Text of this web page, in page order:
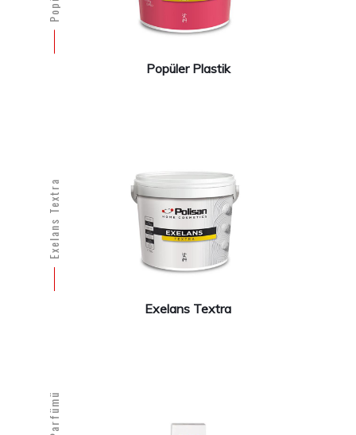
Popüler Plastik
Exelans Textra
Exelans Textra